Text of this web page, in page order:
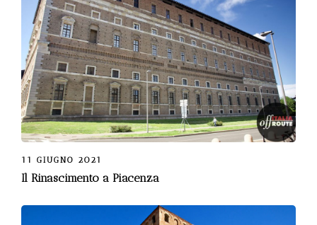
11 GIUGNO 2021
Il Rinascimento a Piacenza